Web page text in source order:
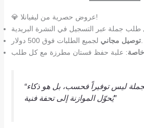
💎 عروض حصرية من ليفيانلا!
توصيل مجانيلجميع الطلبات فوق 500 دولار.
“ليس توفيراً فحسب، بل هو ذكاء
يُحوّل الموازنة إلى تحفة فنية”